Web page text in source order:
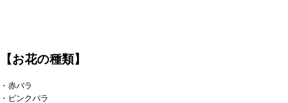
【お花の種類】
・赤バラ
・ピンクバラ